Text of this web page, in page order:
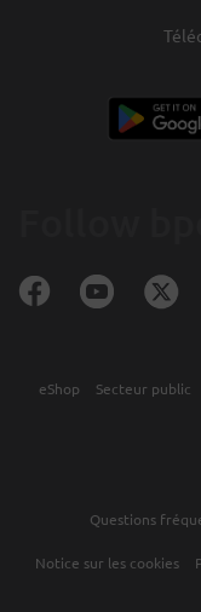
Questions
Notice sur les cookies
eShop Secteur public